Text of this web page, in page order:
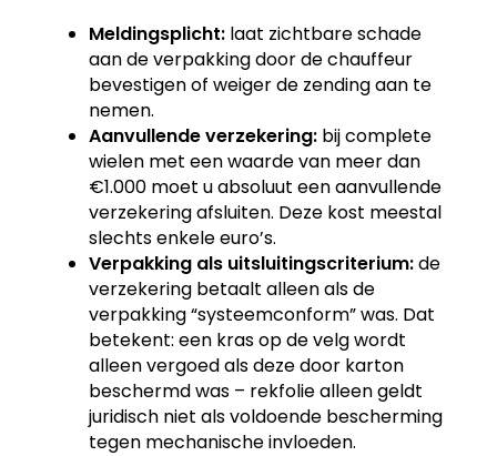
Meldingsplicht: laat zichtbare schade
aan de verpakking door de chauffeur
bevestigen of weiger de zending aan te
nemen.
Aanvullende verzekering: bij complete
wielen met een waarde van meer dan
€1.000 moet u absoluut een aanvullende
verzekering afsluiten. Deze kost meestal
slechts enkele euro’s.
Verpakking als uitsluitingscriterium:de
verzekering betaalt alleen als de
verpakking “systeemconform” was. Dat
betekent: een kras op de velg wordt
alleen vergoed als deze door karton
beschermd was – rekfolie alleen geldt
juridisch niet als voldoende bescherming
tegen mechanische invloeden.